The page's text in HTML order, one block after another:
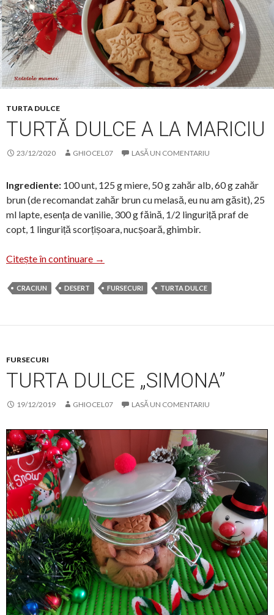
TURTA DULCE
TURTĂ DULCE A LA MARICIU
23/12/2020 GHIOCEL07 LASĂ UN COMENTARIU
Ingrediente: 100 unt, 125 g miere, 50 g zahăr alb, 60 g zahăr
brun (de recomandat zahăr brun cu melasă, eu nu am găsit), 25
ml lapte, esența de vanilie, 300 g făină, 1/2 linguriță praf de
copt, 1 linguriță scorțișoara, nucșoară, ghimbir.
Citește în continuare Turtă dulce a la Mariciu
→
CRACIUN DESERT FURSECURI TURTA DULCE
FURSECURI
TURTA DULCE „SIMONA”
19/12/2019 GHIOCEL07 LASĂ UN COMENTARIU